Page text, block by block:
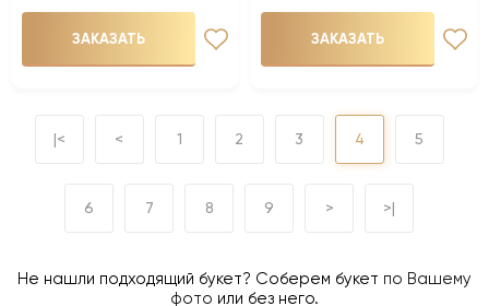
ЗАКАЗАТЬ ЗАКАЗАТЬ
|< < 1 2 3 4 5
6 7 8 9 > >|
Не нашли подходящий букет? Соберем букет по Вашему
фото или без него.